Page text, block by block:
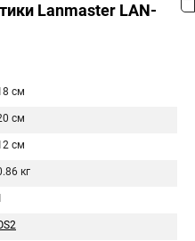
Lanmaster LAN-
см
см
см
кг